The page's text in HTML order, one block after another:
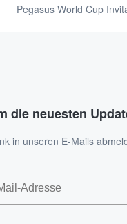
Pegasus World Cup
die neuesten
in unseren E-Mails